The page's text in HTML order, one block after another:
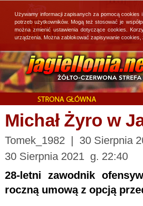
Michał Żyro w
Tomek_1982 | 30 Sierpnia
30 Sierpnia 2021 g. 22:40
28-letni zawodnik
roczną umową z opcją
Używamy informacji zapisanych za pomocą
potrzeb użytkowników. Mogą też stosować je
można zmienić ustawienia dotyczące cookies.
urządzenia. Można zablokować zapisywanie